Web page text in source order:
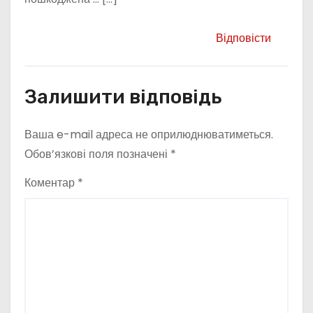
Відповісти
Залишити відповідь
Ваша e-mail адреса не оприлюднюватиметься.
Обов’язкові поля позначені *
Коментар *